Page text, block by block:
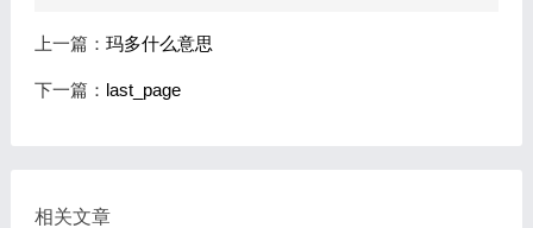
上一篇： 玛多什么意思
下一篇： last_page
相关文章